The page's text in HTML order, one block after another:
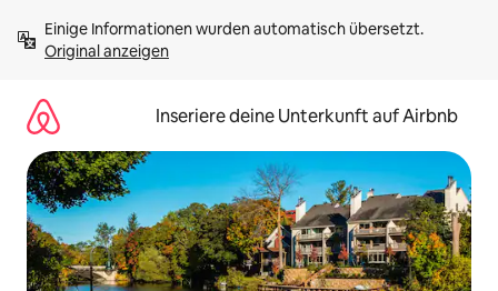
Inhalten
springenOriginal anzeigen
Inseriere deine Unterkunft auf Airbnb